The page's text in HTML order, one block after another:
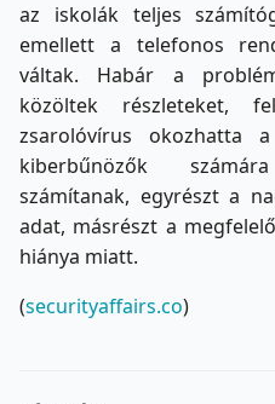
az iskolák teljes
emellett a telefonos
váltak. Habár a
közöltek részleteket,
zsarolóvírus okozhatta
kiberbűnözők
számítanak, egyrészt a
adat, másrészt a
hiánya miatt.
(securityaffairs.co)